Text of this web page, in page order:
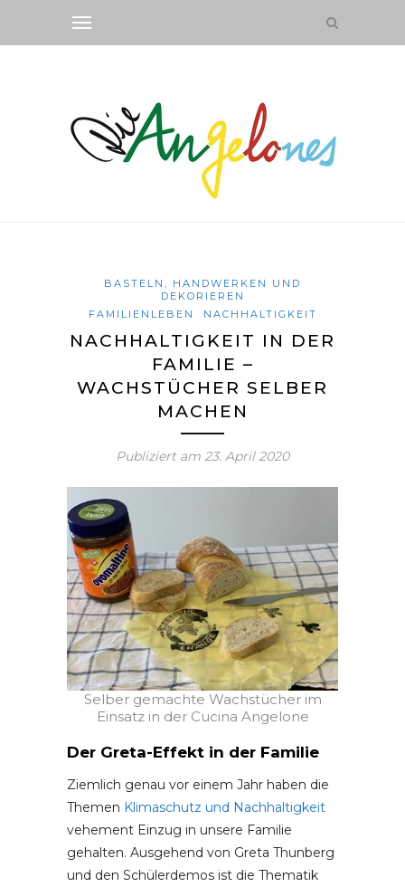
BASTELN, HANDWERKEN UND
DEKORIEREN
FAMILIENLEBEN
NACHHALTIGKEIT
NACHHALTIGKEIT IN DER
FAMILIE –
WACHSTÜCHER SELBER
MACHEN
Publiziert am 23. April 2020
Selber gemachte Wachstücher im
Einsatz in der Cucina Angelone
Der Greta-Effekt in der Familie
Ziemlich genau vor einem Jahr haben die
Themen Klimaschutz und Nachhaltigkeit
vehement Einzug in unsere Familie
gehalten. Ausgehend von Greta Thunberg
und den Schülerdemos ist die Thematik